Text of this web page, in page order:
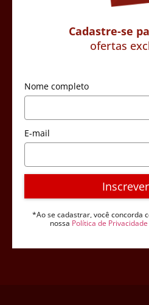
Cadastre-se
ofertas
Nome completo
E-mail
*Ao se cadastrar, você concorda
nossa Política de Privacidade